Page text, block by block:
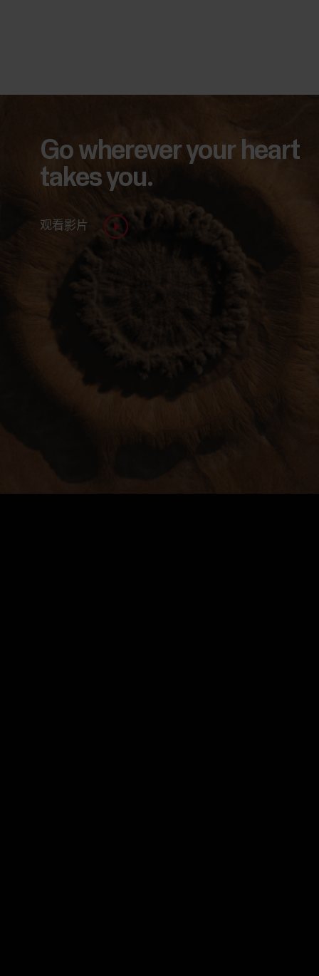
Go wherever your heart
takes you.
观看影片